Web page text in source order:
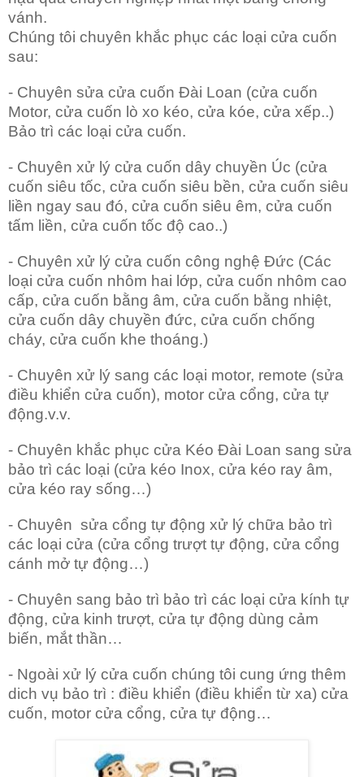
vánh.
Chúng tôi chuyên khắc phục các loại cửa cuốn
sau:
- Chuyên sửa cửa cuốn Đài Loan (cửa cuốn
Motor, cửa cuốn lò xo kéo, cửa kóe, cửa xếp..)
Bảo trì các loại cửa cuốn.
- Chuyên xử lý cửa cuốn dây chuyền Úc (cửa
cuốn siêu tốc, cửa cuốn siêu bền, cửa cuốn siêu
liền ngay sau đó, cửa cuốn siêu êm, cửa cuốn
tấm liền, cửa cuốn tốc độ cao..)
- Chuyên xử lý cửa cuốn công nghệ Đức (Các
loại cửa cuốn nhôm hai lớp, cửa cuốn nhôm cao
cấp, cửa cuốn bằng âm, cửa cuốn bằng nhiệt,
cửa cuốn dây chuyền đức, cửa cuốn chống
cháy, cửa cuốn khe thoáng.)
- Chuyên xử lý sang các loại motor, remote (sửa
điều khiển cửa cuốn), motor cửa cổng, cửa tự
động.v.v.
- Chuyên khắc phục cửa Kéo Đài Loan sang sửa
bảo trì các loại (cửa kéo Inox, cửa kéo ray âm,
cửa kéo ray sống…)
- Chuyên sửa cổng tự động xử lý chữa bảo trì
các loại cửa (cửa cổng trượt tự động, cửa cổng
cánh mở tự động…)
- Chuyên sang bảo trì bảo trì các loại cửa kính tự
động, cửa kinh trượt, cửa tự động dùng cảm
biến, mắt thần…
- Ngoài xử lý cửa cuốn chúng tôi cung ứng thêm
dich vụ bảo trì : điều khiển (điều khiển từ xa) cửa
cuốn, motor cửa cổng, cửa tự động…